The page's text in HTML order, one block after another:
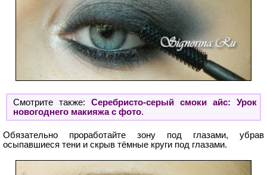
Смотрите также: Серебристо-серый смоки айс: Урок
новогоднего макияжа с фото.
Обязательно проработайте зону под глазами, убрав
осыпавшиеся тени и скрыв тёмные круги под глазами.